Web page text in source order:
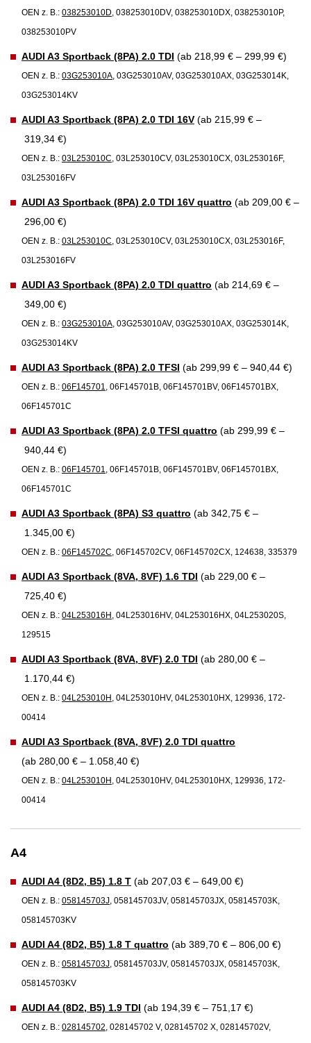
OEN z. B.: 038253010D, 038253010DV, 038253010DX, 038253010P,
038253010PV
AUDI A3 Sportback (8PA) 2.0 TDI (ab 218,99 € – 299,99 €)
OEN z. B.: 03G253010A, 03G253010AV, 03G253010AX, 03G253014K,
03G253014KV
AUDI A3 Sportback (8PA) 2.0 TDI 16V (ab 215,99 € –
319,34 €)
OEN z. B.: 03L253010C, 03L253010CV, 03L253010CX, 03L253016F,
03L253016FV
AUDI A3 Sportback (8PA) 2.0 TDI 16V quattro (ab 209,00 € –
296,00 €)
OEN z. B.: 03L253010C, 03L253010CV, 03L253010CX, 03L253016F,
03L253016FV
AUDI A3 Sportback (8PA) 2.0 TDI quattro (ab 214,69 € –
349,00 €)
OEN z. B.: 03G253010A, 03G253010AV, 03G253010AX, 03G253014K,
03G253014KV
AUDI A3 Sportback (8PA) 2.0 TFSI (ab 299,99 € – 940,44 €)
OEN z. B.: 06F145701, 06F145701B, 06F145701BV, 06F145701BX,
06F145701C
AUDI A3 Sportback (8PA) 2.0 TFSI quattro (ab 299,99 € –
940,44 €)
OEN z. B.: 06F145701, 06F145701B, 06F145701BV, 06F145701BX,
06F145701C
AUDI A3 Sportback (8PA) S3 quattro (ab 342,75 € –
1.345,00 €)
OEN z. B.: 06F145702C, 06F145702CV, 06F145702CX, 124638, 335379
AUDI A3 Sportback (8VA, 8VF) 1.6 TDI (ab 229,00 € –
725,40 €)
OEN z. B.: 04L253016H , 04L253016HV, 04L253016HX, 04L253020S,
129515
AUDI A3 Sportback (8VA, 8VF) 2.0 TDI (ab 280,00 € –
1.170,44 €)
OEN z. B.: 04L253010H , 04L253010HV, 04L253010HX, 129936, 172-
00414
AUDI A3 Sportback (8VA, 8VF) 2.0 TDI quattro
(ab 280,00 € – 1.058,40 €)
OEN z. B.: 04L253010H , 04L253010HV, 04L253010HX, 129936, 172-
00414
A4
AUDI A4 (8D2, B5) 1.8 T (ab 207,03 € – 649,00 €)
OEN z. B.: 058145703J, 058145703JV, 058145703JX, 058145703K,
058145703KV
AUDI A4 (8D2, B5) 1.8 T quattro (ab 389,70 € – 806,00 €)
OEN z. B.: 058145703J, 058145703JV, 058145703JX, 058145703K,
058145703KV
AUDI A4 (8D2, B5) 1.9 TDI (ab 194,39 € – 751,17 €)
OEN z. B.: 028145702, 028145702 V, 028145702 X, 028145702V,